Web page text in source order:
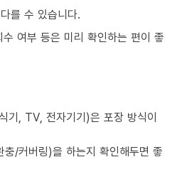
를 수 있습니다.
여부 등은 미리 확인하는 편이 좋
기, TV, 전자기기)은 포장 방식이
/커버링)을 하는지 확인해두면 좋